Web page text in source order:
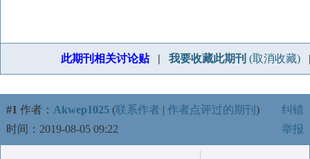
此期刊相关讨论贴| 我要收藏此期刊 (取消收藏)
#1 作者： Akwep1025 (联系作者 | 作者点评过的期刊 )
时间：2019-08-05 09:22
纠错
举报